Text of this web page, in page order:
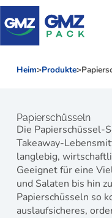
Heim>Produkte>
Papierschüsseln
Die Papierschüssel-
Takeaway-
langlebig,
Geeignet für eine
und Salaten bis hin
Papierschüsseln so
auslaufsicheres,